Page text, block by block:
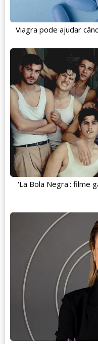
Viagra pode ajudar
'La Bola Negra': filme